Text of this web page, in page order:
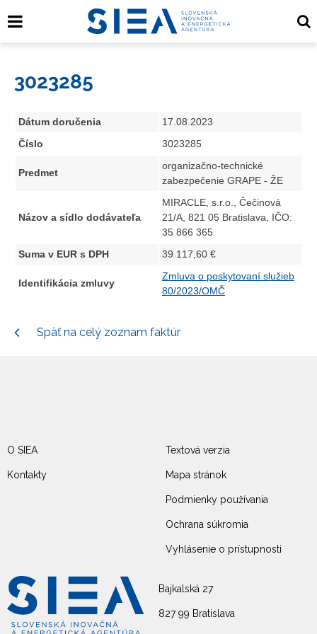
3023285
Dátum doručenia
17.08.2023
Číslo
3023285
Predmet
organizačno-technické
zabezpečenie GRAPE - ŽE
Názov a sídlo dodávateľa
MIRACLE, s.r.o., Čečinová
21/A, 821 05 Bratislava, IČO:
35 866 365
Suma v EUR s DPH
39 117,60 €
Identifikácia zmluvy
Zmluva o poskytovaní služieb
80/2023/OMČ
Späť na celý zoznam faktúr
Bajkalská 27
827 99 Bratislava
O SIEA
Kontakty
Textová verzia
Mapa stránok
Podmienky používania
Ochrana súkromia
Vyhlásenie o prístupnosti